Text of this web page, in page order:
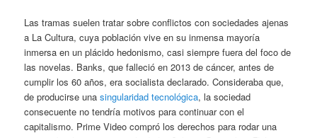
Las tramas suelen tratar sobre conflictos con sociedades ajenas
a La Cultura, cuya población vive en su inmensa mayoría
inmersa en un plácido hedonismo, casi siempre fuera del foco de
las novelas. Banks, que falleció en 2013 de cáncer, antes de
cumplir los 60 años, era socialista declarado. Consideraba que,
de producirse unasingularidad tecnológica, la sociedad
consecuente no tendría motivos para continuar con el
capitalismo. Prime Video compró los derechos para rodar una